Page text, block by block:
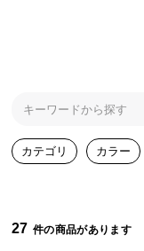
し
た
テ
カテゴリ カラー
27